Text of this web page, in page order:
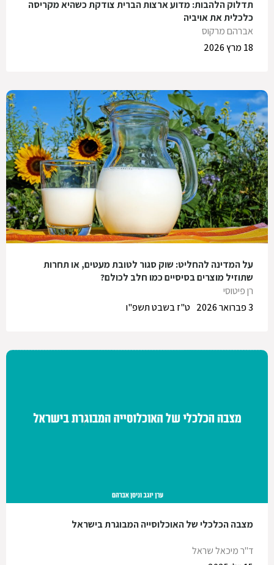
תדלוק הלהבות: מדוע ארצות הברית צודקת כשהיא מקריסה
כלכלית את אויביה
אברהם מרקוס
18 מרץ 2026
על המדינה להחליט: שוק סגור לטובת מעטים, או תחרות
שתוזיל מוצרים בסיסיים כמו חלב לכולם?
רן פיטוסי
ט"ז בשבט תשפ"ו
3 פברואר 2026
מצבה הכלכלי של האוכלוסייה המבוגרת בישראל
ד"ר מיכאל שראל